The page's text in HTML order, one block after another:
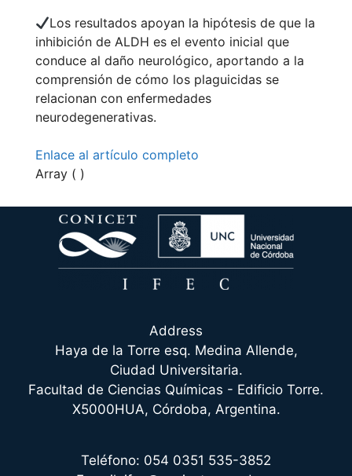
Los resultados apoyan la hipótesis de que la
inhibición de ALDH es el evento inicial que
conduce al daño neurológico, aportando a la
comprensión de cómo los plaguicidas se
relacionan con enfermedades
neurodegenerativas.
Enlace al artículo completo
Array ( )
Address
Haya de la Torre esq. Medina Allende,
Ciudad Universitaria.
Facultad de Ciencias Químicas - Edificio Torre.
X5000HUA, Córdoba, Argentina.
Teléfono: 054 0351 535-3852